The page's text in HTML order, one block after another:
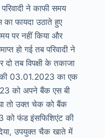
परिवादी ने काफी समय
का फायदा उठाते हुए
पर नहीं किया और
हो गई तब परिवादी ने
दो तब विपक्षी के तकाजा
की 03.01.2023 का एक
को अपने बैंक एस बी
तो उक्त चेक को बैंक
को फंड इंसफिशिएंट की
उपयुक्त चैक खाते में